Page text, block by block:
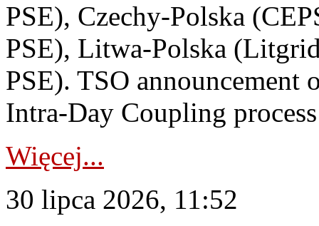
PSE), Czechy-Polska
PSE), Litwa-Polska
PSE). TSO announcement
Intra-Day Coupling
Więcej...
30 lipca 2026, 11:52